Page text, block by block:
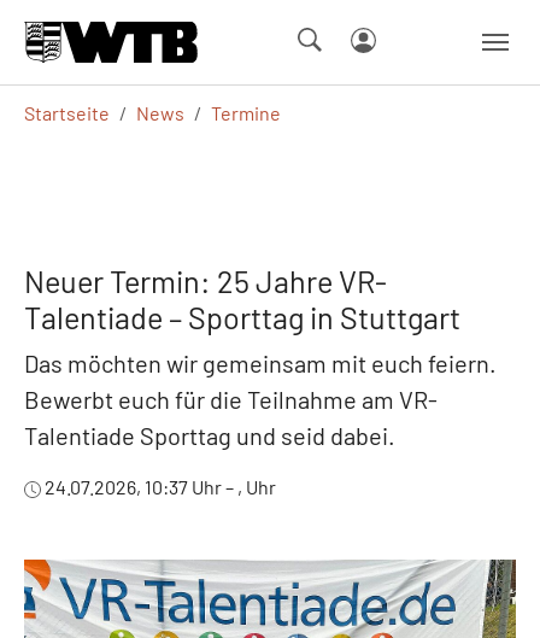
Startseite News Termine
Neuer Termin: 25 Jahre VR-
Talentiade – Sporttag in Stuttgart
Das möchten wir gemeinsam mit euch feiern.
Bewerbt euch für die Teilnahme am VR-
Talentiade Sporttag und seid dabei.
24.07.2026, 10:37 Uhr – , Uhr